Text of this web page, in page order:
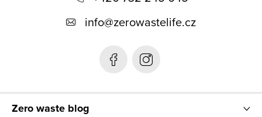
info@zerowastelife.cz
Zero waste blog